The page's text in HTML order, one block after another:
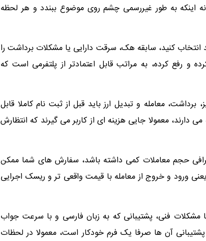
نه اینکه به طور غیررسمی چشم روی موضوع ببندد و هر لحظه
کنید، سابقه هک، سرقت دارایی یا مشکلات برداشت را
و رفع کرده، به مراتب قابل اعتمادتر از پلتفرمی است که
برداشت، معامله و تبدیل ارز باید قبل از ثبت نام کاملا قابل
معمولا جایی هزینه ای از کاربر می گیرند که انتظارش
حجم معاملات کمی داشته باشد، سفارش های شما ممکن
ورود و خروج از معامله با قیمت واقعی تر و ریسک اجرایی
مشکلات فنی، پشتیبانی که به زبان فارسی و با سرعت جواب
آن ها صرفا یک فرم خودکار است، معمولا در لحظات